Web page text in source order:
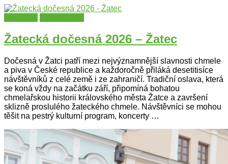
Žatecká dočesná 2026 – Žatec
Dočesná v Žatci patří mezi nejvýznamnější slavnosti chmele
a piva v České republice a každoročně přiláká desetitisíce
návštěvníků z celé země i ze zahraničí. Tradiční oslava, která
se koná vždy na začátku září, připomíná bohatou
chmelařskou historii královského města Žatce a završení
sklizně proslulého žateckého chmele. Návštěvníci se mohou
těšit na pestrý kulturní program, koncerty …